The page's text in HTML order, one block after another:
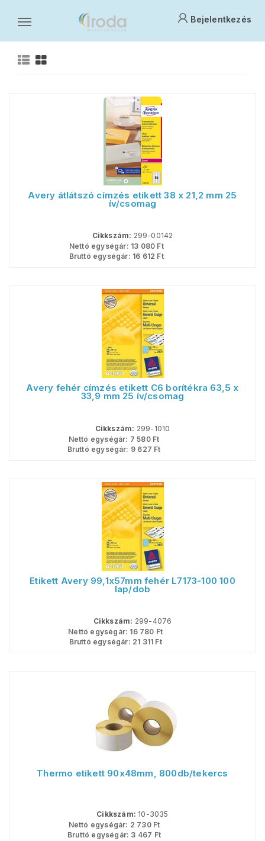
Bejelentkezés
Etikettek, címkék
Avery átlátszó címzés etikett 38 x 21,2 mm 25
ív/csomag
Cikkszám: 299-00142
Nettó egységár: 13 080 Ft
Bruttó egységár: 16 612 Ft
Avery fehér címzés etikett C6 borítékra 63,5 x
33,9 mm 25 ív/csomag
Cikkszám: 299-1010
Nettó egységár: 7 580Ft
Bruttó egységár: 9 627 Ft
Etikett Avery 99,1x57mm fehér L7173-100 100
lap/dob
Cikkszám: 299-4076
Nettó egységár: 16 780 Ft
Bruttó egységár: 21 311 Ft
Thermo etikett 90x48mm, 800db/tekercs
Cikkszám: 10-3035
Nettó egységár: 2 730Ft
Bruttó egységár: 3 467 Ft